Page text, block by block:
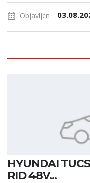
Objavljen
HYUNDAI
RID 48V...